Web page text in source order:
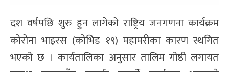
दश वर्षपछि शुरु हुन लागेको राष्ट्रिय जनगणना कार्यक्रम
कोरोना भाइरस (कोभिड १९) महामरीका कारण स्थगित
भएको छ । कार्यतालिका अनुसार तालिम गोष्ठी लगायत